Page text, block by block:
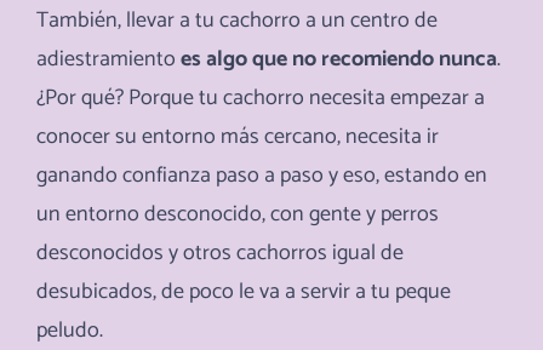
También, llevar a tu cachorro a un centro de
adiestramientoes algo que no recomiendo nunca.
¿Por qué? Porque tu cachorro necesita empezar a
conocer su entorno más cercano, necesita ir
ganando confianza paso a paso y eso, estando en
un entorno desconocido, con gente y perros
desconocidos y otros cachorros igual de
desubicados, de poco le va a servir a tu peque
peludo.